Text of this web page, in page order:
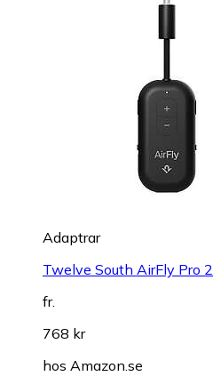
Adaptrar
Twelve South AirFly Pro 2
fr.
768 kr
hos Amazon.se